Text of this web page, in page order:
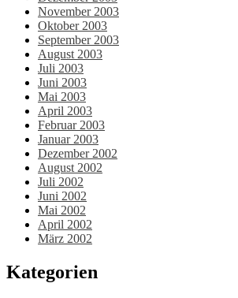
November 2003
Oktober 2003
September 2003
August 2003
Juli 2003
Juni 2003
Mai 2003
April 2003
Februar 2003
Januar 2003
Dezember 2002
August 2002
Juli 2002
Juni 2002
Mai 2002
April 2002
März 2002
Kategorien